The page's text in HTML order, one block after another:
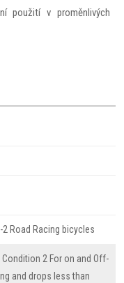
použití v proměnlivých
2 Road Racing bicycles
Condition 2 For on and Off-
and drops less than